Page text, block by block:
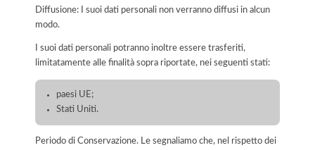
Diffusione: I suoi dati personali non verranno diffusi in alcun
modo.
I suoi dati personali potranno inoltre essere trasferiti,
limitatamente alle finalità sopra riportate, nei seguenti stati:
paesi UE;
Stati Uniti.
Periodo di Conservazione. Le segnaliamo che, nel rispetto dei